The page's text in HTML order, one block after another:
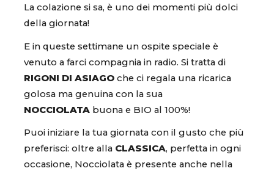
La colazione si sa, è uno dei momenti più dolci
della giornata!
E in queste settimane un ospite speciale è
venuto a farci compagnia in radio. Si tratta di
RIGONI DI ASIAGO che ci regala una ricarica
golosa ma genuina con la sua
NOCCIOLATA buona e BIO al 100%!
Puoi iniziare la tua giornata con il gusto che più
preferisci: oltre alla CLASSICA, perfetta in ogni
occasione, Nocciolata è presente anche nella